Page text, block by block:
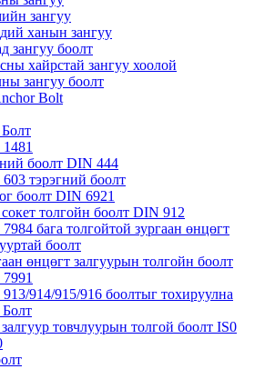
зангуу
ханын зангуу
зангуу боолт
хайрстай зангуу хоолой
зангуу боолт
Bolt
боолт DIN 444
тэрэгний боолт
боолт DIN 6921
толгойн боолт DIN 912
бага толгойтой зургаан өнцөгт
боолт
өнцөгт залгуурын толгойн боолт
914/915/916 боолтыг тохируулна
товчлуурын толгой боолт IS0